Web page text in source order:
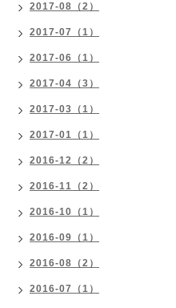
2017-08（2）
2017-07（1）
2017-06（1）
2017-04（3）
2017-03（1）
2017-01（1）
2016-12（2）
2016-11（2）
2016-10（1）
2016-09（1）
2016-08（2）
2016-07（1）